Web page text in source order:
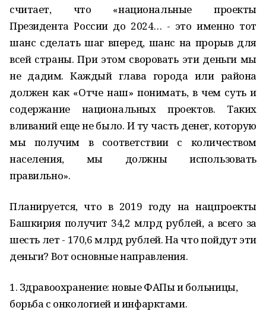
считает, что «национальные проекты
Президента России до 2024… - это именно тот
шанс сделать шаг вперед, шанс на прорыв для
всей страны. При этом своровать эти деньги мы
не дадим. Каждый глава города или района
должен как «Отче наш» понимать, в чем суть и
содержание национальных проектов. Таких
вливаний еще не было. И ту часть денег, которую
мы получим в соответствии с количеством
населения, мы должны использовать
правильно».
Планируется, что в 2019 году на нацпроекты
Башкирия получит 34,2 млрд рублей, а всего за
шесть лет - 170,6 млрд рублей. На что пойдут эти
деньги? Вот основные направления.
1. Здравоохранение: новые ФАПы и больницы,
борьба с онкологией и инфарктами.